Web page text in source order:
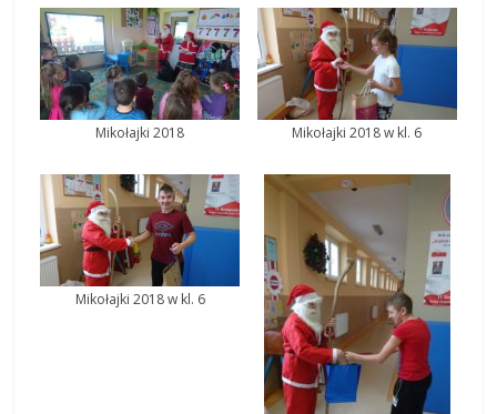
Mikołajki 2018 Mikołajki 2018 w kl. 6
Mikołajki 2018 w kl. 6